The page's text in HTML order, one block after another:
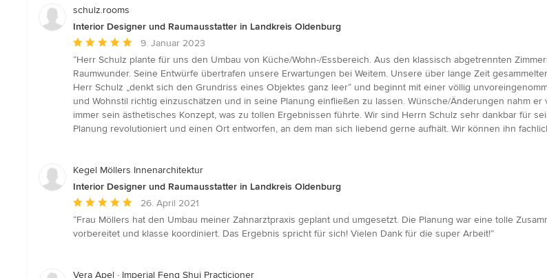
schulz.rooms
Interior Designer und Raumausstatter in Landkreis Oldenburg
Durchschnittliche
Bewertung:
5
von
5
Sternen
9. Januar 2023
“Herr Schulz plante für uns den Umbau von Küche/Wohn-/Essbereich. Aus den klassisch abgetrennten
Raumwunder. Seine Entwürfe übertrafen unsere Erwartungen bei Weitem. Unsere über lange Zeit
Herr Schulz „denkt sich den Grundriss eines Objektes ganz leer“ und beginnt mit einer völlig
und Wohnstil richtig einzuschätzen und in seine Planung einfließen zu lassen. Wünsche/Änderungen nahm
immer sein ästhetisches Konzept, was zu tollen Ergebnissen führte. Wir sind Herrn Schulz sehr dankbar für
Planung revolutioniert und einen Ort entworfen, an dem man sich liebend gerne aufhält. Wir können ihn
Kegel Möllers Innenarchitektur
Interior Designer und Raumausstatter in Landkreis Oldenburg
Durchschnittliche
Bewertung:
5
Sternen
26. April 2021
“Frau Möllers hat den Umbau meiner Zahnarztpraxis geplant und umgesetzt. Die Planung war eine tolle
vorbereitet und klasse koordiniert. Das Ergebnis spricht für sich! Vielen Dank für die super Arbeit!”
Vera Apel · Imperial Feng Shui Practicioner